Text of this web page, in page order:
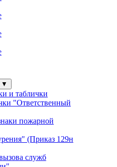
▼
и таблички
"Ответственный
пожарной
(Приказ 129н
служб